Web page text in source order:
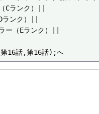
Cランク）||
ランク）||
ー（Eランク）||